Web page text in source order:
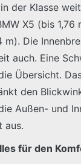
der Klasse
X5 (bis
m). Die
auch. Eine
Übersicht.
den
Außen- und
aus.
für den